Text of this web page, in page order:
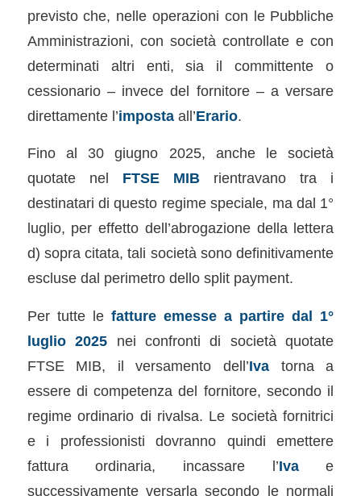
previsto che, nelle operazioni con le Pubbliche
Amministrazioni, con società controllate e con
determinati altri enti, sia il committente o
cessionario – invece del fornitore – a versare
direttamente l’impostaall’Erario.
Fino al 30 giugno 2025, anche le società
quotate nel FTSE MIB rientravano tra i
destinatari di questo regime speciale, ma dal 1°
luglio, per effetto dell’abrogazione della lettera
d) sopra citata, tali società sono definitivamente
escluse dal perimetro dello split payment.
Per tutte le fatture emesse a partire dal 1°
luglio 2025 nei confronti di società quotate
FTSE MIB, il versamento dell’Iva torna a
essere di competenza del fornitore, secondo il
regime ordinario di rivalsa. Le società fornitrici
e i professionisti dovranno quindi emettere
fattura ordinaria, incassare l’Ivae
successivamente versarla secondo le normali